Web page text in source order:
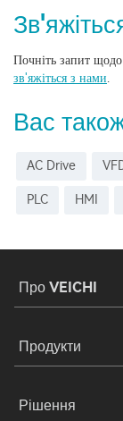
Почніть запит щодо
зв'яжіться з нами.
Вас
AC Drive
PLC HMI
Про VEICHI
Продукти
Рішення